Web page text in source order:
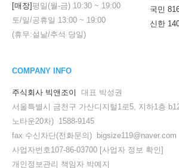
[매장]평일(월-금) 10:30 ~ 19:00
토/일/공휴일 13:00 ~ 19:00
(휴무:설날/추석 당일)
국민
신한
COMPANY INFO
주식회사 빅앤조이
대표 박성권
서울특별시 금천구 가산디지털1로5, 지하1층
노타운20차) 1588-9145
fax 수신차단(전화문의) bigsize119@naver.com
사업자번호107-86-03700 [사업자 정보 확인]
개인정보관리 책임자 박예지